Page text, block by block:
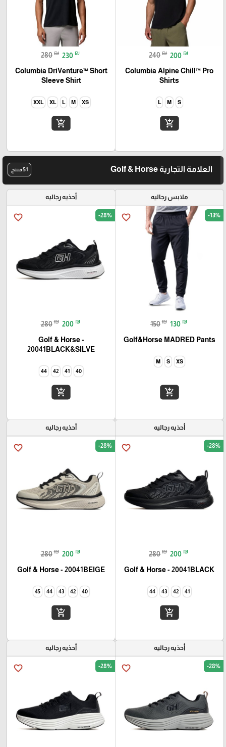
240 ₪ 200 ₪
Columbia Alpine Chill™ Pro
Shirts
S
M
L
add_shopping_cart
280 ₪ 230 ₪
Columbia DriVenture™ Short
Sleeve Shirt
XS
M
L
XL
XXL
add_shopping_cart
العلامة التجارية Golf & Horse 51 منتج
ملابس رجاليه
favorite_border -13%
150 ₪ 130 ₪
Golf&Horse MADRED Pants
XS
S
M
add_shopping_cart
أحذيه رجاليه
favorite_border -28%
280 ₪ 200 ₪
Golf & Horse -
20041BLACK&SILVE
40
41
42
44
add_shopping_cart
أحذيه رجاليه
favorite_border -28%
280 ₪ 200 ₪
Golf & Horse - 20041BLACK
41
42
43
44
add_shopping_cart
أحذيه رجاليه
favorite_border -28%
280 ₪ 200 ₪
Golf & Horse - 20041BEIGE
40
42
43
44
45
add_shopping_cart
أحذيه رجاليه
favorite_border -28%
أحذيه رجاليه
favorite_border -28%